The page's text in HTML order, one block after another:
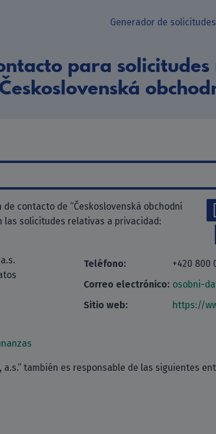
Generador de solicitudes
para
contacto de “Československá obchodní
las solicitudes relativas a privacidad:
Teléfono:
+420 800
Correo electrónico: osobni-
Sitio web:
https://
a.s.” también es responsable de las siguientes